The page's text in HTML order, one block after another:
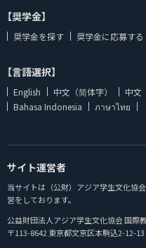
【奨学金】
奨学金を探す 奨学金に応募する
【言語選択】
English 中文（简体字） 中文
Bahasa Indonesia
ภาษาไทย
サイト運営者
当サイトは（公財）アジア学生文化協
営をしております。
公益財団法人アジア学生文化協会 国際
〒113-8642 東京都文京区本駒込2-12-13